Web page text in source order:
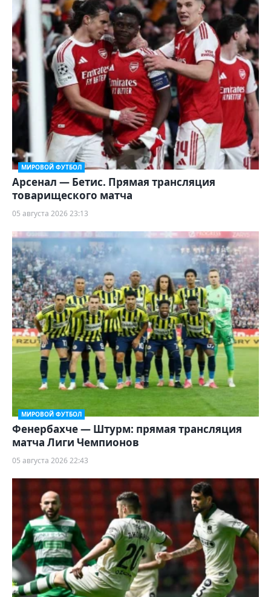
МИРОВОЙ ФУТБОЛ
Арсенал — Бетис. Прямая трансляция
товарищеского матча
05 августа 2026 23:13
МИРОВОЙ ФУТБОЛ
Фенербахче — Штурм: прямая трансляция
матча Лиги Чемпионов
05 августа 2026 22:43